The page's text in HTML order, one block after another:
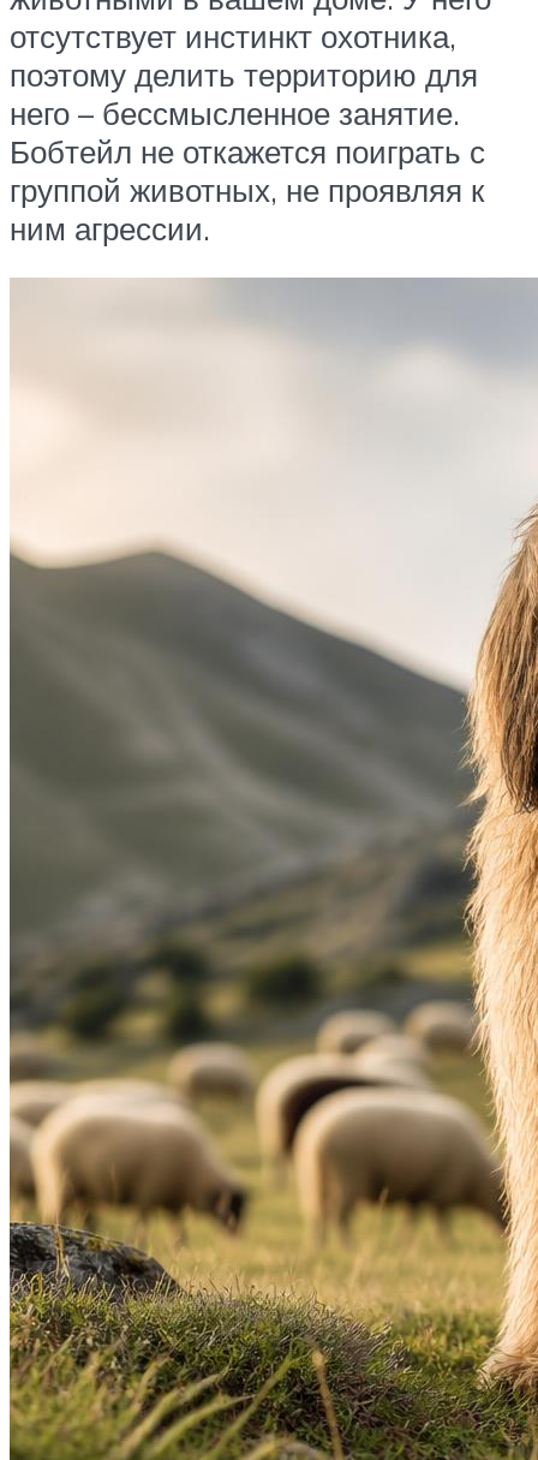
отсутствует инстинкт охотника,
поэтому делить территорию для
него – бессмысленное занятие.
Бобтейл не откажется поиграть с
группой животных, не проявляя к
ним агрессии.